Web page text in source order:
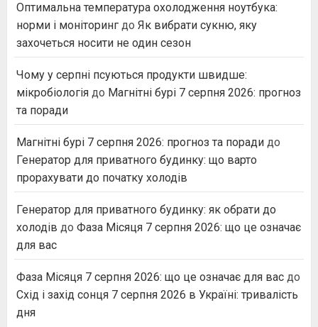
Оптимальна температура охолодження ноутбука:
норми і моніторинг до Як вибрати сукню, яку
захочеться носити не один сезон
Чому у серпні псуються продукти швидше:
мікробіологія до Магнітні бурі 7 серпня 2026: прогноз
та поради
Магнітні бурі 7 серпня 2026: прогноз та поради до
Генератор для приватного будинку: що варто
прорахувати до початку холодів
Генератор для приватного будинку: як обрати до
холодів до Фаза Місяця 7 серпня 2026: що це означає
для вас
Фаза Місяця 7 серпня 2026: що це означає для вас до
Схід і захід сонця 7 серпня 2026 в Україні: тривалість
дня